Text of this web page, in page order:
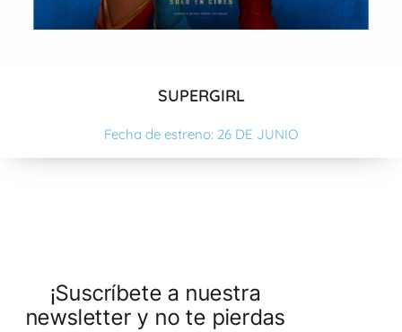
SUPERGIRL
Fecha de estreno: 26 DE JUNIO
¡Suscríbete a nuestra
newsletter y no te pierdas